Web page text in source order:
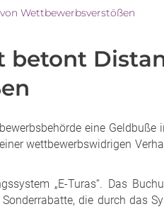
Wettbewerbsverstößen
betont
eine
wettbewerbswidrigen
„E-Turas“. Das
die durch das